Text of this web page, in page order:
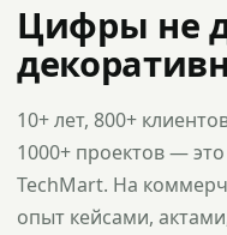
Цифры не
10+ лет, 800+
1000+ проектов —
TechMart. На
опыт кейсами,